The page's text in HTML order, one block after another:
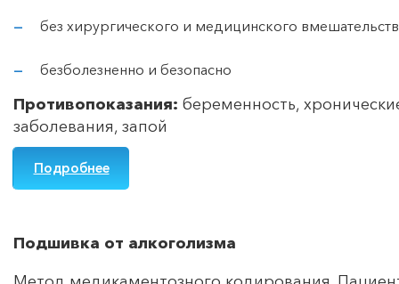
без хирургического и медицинского
безболезненно и безопасно
Противопоказания: беременность,
заболевания, запой
Подробнее
Подшивка от алкоголизма